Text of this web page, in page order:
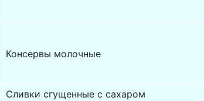
Консервы молочные
Сливки сгущенные с сахаром